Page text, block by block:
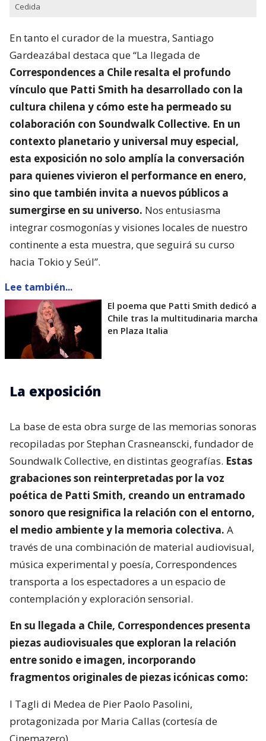
Cedida
En tanto el curador de la muestra, Santiago
Gardeazábal destaca que “La llegada de
Correspondences a Chile resalta el profundo
vínculo que Patti Smith ha desarrollado con la
cultura chilena y cómo este ha permeado su
colaboración con Soundwalk Collective. En un
contexto planetario y universal muy especial,
esta exposición no solo amplía la conversación
para quienes vivieron el performance en enero,
sino que también invita a nuevos públicos a
sumergirse en su universo. Nos entusiasma
integrar cosmogonías y visiones locales de nuestro
continente a esta muestra, que seguirá su curso
hacia Tokio y Seúl”.
Lee también...
El poema que Patti Smith dedicó a
Chile tras la multitudinaria marcha
en Plaza Italia
La exposición
La base de esta obra surge de las memorias sonoras
recopiladas por Stephan Crasneanscki, fundador de
Soundwalk Collective, en distintas geografías. Estas
grabaciones son reinterpretadas por la voz
poética de Patti Smith, creando un entramado
sonoro que resignifica la relación con el entorno,
el medio ambiente y la memoria colectiva. A
través de una combinación de material audiovisual,
música experimental y poesía, Correspondences
transporta a los espectadores a un espacio de
contemplación y exploración sensorial.
En su llegada a Chile, Correspondences presenta
piezas audiovisuales que exploran la relación
entre sonido e imagen, incorporando
fragmentos originales de piezas icónicas como:
I Tagli di Medea de Pier Paolo Pasolini,
protagonizada por Maria Callas (cortesía de